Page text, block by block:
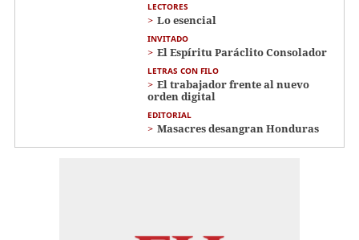
LECTORES
Lo esencial
INVITADO
El Espíritu Paráclito Consolador
LETRAS CON FILO
El trabajador frente al nuevo
orden digital
EDITORIAL
Masacres desangran Honduras